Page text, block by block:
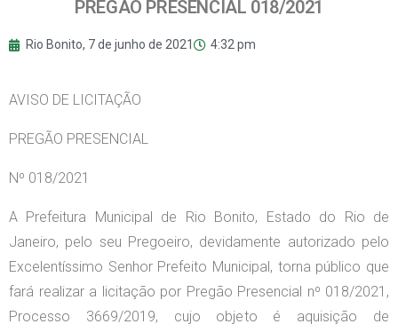
PREGÃO PRESENCIAL 018/2021
Rio Bonito, 7 de junho de 2021 4:32 pm
AVISO DE LICITAÇÃO
PREGÃO PRESENCIAL
Nº 018/2021
A Prefeitura Municipal de Rio Bonito, Estado do Rio de
Janeiro, pelo seu Pregoeiro, devidamente autorizado pelo
Excelentíssimo Senhor Prefeito Municipal, torna público que
fará realizar a licitação por Pregão Presencial nº 018/2021,
Processo 3669/2019, cujo objeto é aquisição de